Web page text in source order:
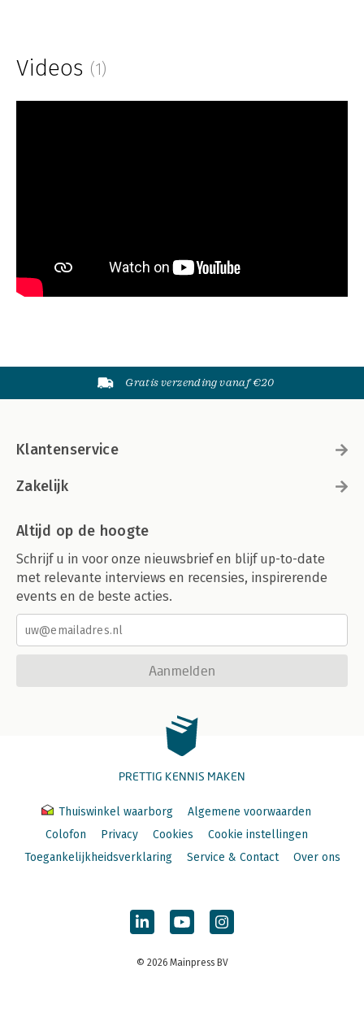
Videos (1)
Gratis verzending vanaf €20
Klantenservice
Zakelijk
Altijd op de hoogte
Schrijf u in voor onze nieuwsbrief en blijf up-to-date
met relevante interviews en recensies, inspirerende
events en de beste acties.
Aanmelden
PRETTIG KENNIS MAKEN
Thuiswinkel waarborg
Algemene voorwaarden
Colofon
Privacy Cookies
Cookie instellingen
Toegankelijkheidsverklaring
Service & Contact Over ons
© 2026 Mainpress BV